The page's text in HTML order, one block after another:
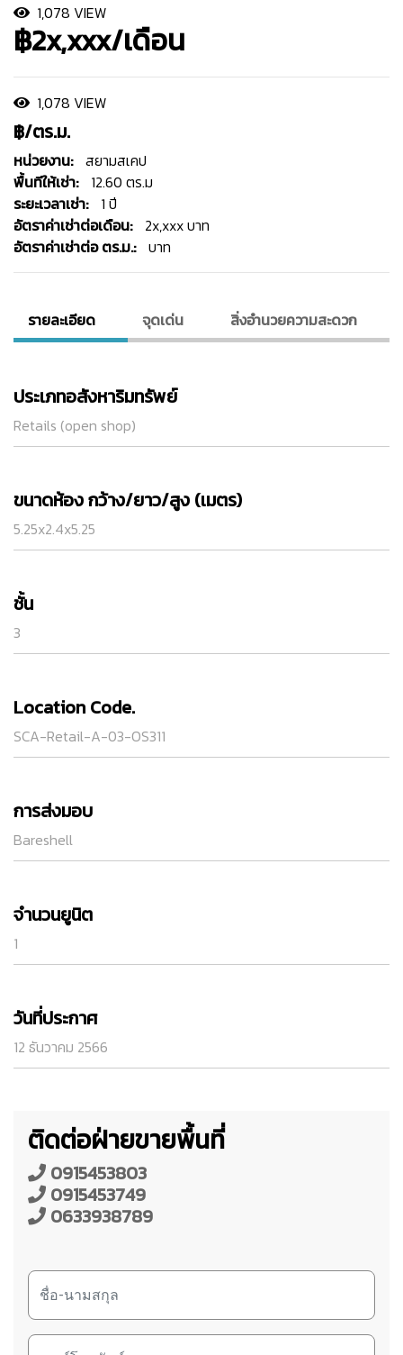
1,078 VIEW
฿2x,xxx/เดือน
1,078 VIEW
฿/ตร.ม.
หน่วยงาน: สยามสเคป
พื้นทีให้เช่า:
12.60 ตร.ม
ระยะเวลาเช่า:
1 ปี
อัตราค่าเช่าต่อเดือน:
2x,xxx บาท
อัตราค่าเช่าต่อ ตร.ม.: บาท
รายละเอียด จุดเด่น สิ่งอํานวยความสะดวก
ประเภทอสังหาริมทรัพย์
Retails (open shop)
ขนาดห้อง กว้าง/ยาว/สูง (เมตร)
5.25x2.4x5.25
ชั้น
3
Location Code.
SCA-Retail-A-03-OS311
การส่งมอบ
Bareshell
จำนวนยูนิต
1
วันที่ประกาศ
12 ธันวาคม 2566
ติดต่อฝ่ายขายพื้นที่
0915453803
0915453749
0633938789